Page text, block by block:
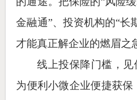
金融通”、投资机构的“长
才能真正解企业的燃眉之
线上投保降门槛，见
为便利小微企业便捷获保